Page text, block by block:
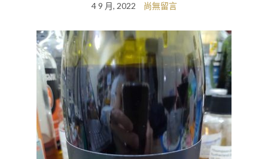
4 9 月, 2022 尚無留言